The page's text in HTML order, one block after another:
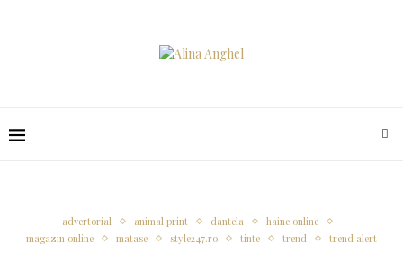
advertorial animal print dantela
haine online
magazin online
matase style247.ro tinte trend trend alert